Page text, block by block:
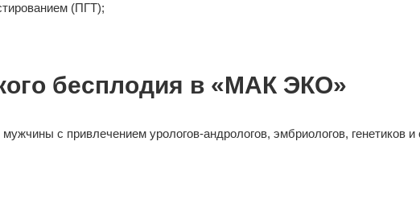
(ПГТ);
бесплодия в «МАК ЭКО»
с привлечением урологов-андрологов, эмбриологов, генетиков и